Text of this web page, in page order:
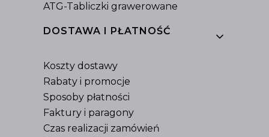
ATG-Tabliczki grawerowane
DOSTAWA I PŁATNOŚĆ
Koszty dostawy
Rabaty i promocje
Sposoby płatności
Faktury i paragony
Czas realizacji zamówień